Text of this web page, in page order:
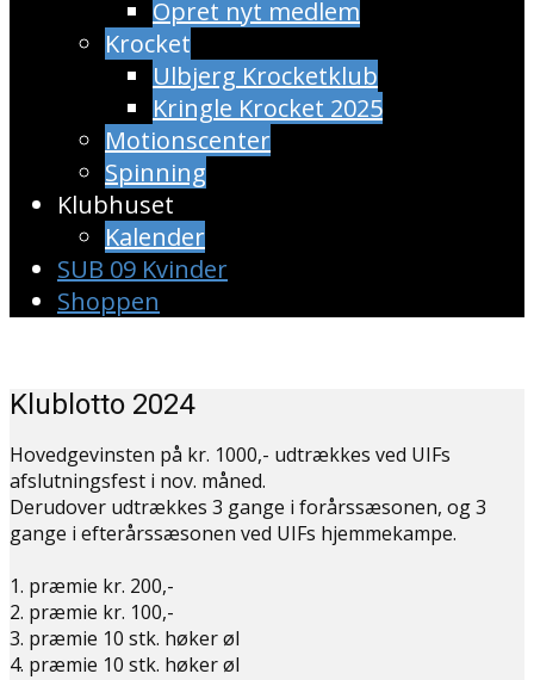
Opret nyt medlem
Krocket
Ulbjerg Krocketklub
Kringle Krocket 2025
Motionscenter
Spinning
Klubhuset
Kalender
SUB 09 Kvinder
Shoppen
Klublotto 2024
Hovedgevinsten på kr. 1000,- udtrækkes ved UIFs
afslutningsfest i nov. måned.
Derudover udtrækkes 3 gange i forårssæsonen, og 3
gange i efterårssæsonen ved UIFs hjemmekampe.
1. præmie kr. 200,-
2. præmie kr. 100,-
3. præmie 10 stk. høker øl
4. præmie 10 stk. høker øl